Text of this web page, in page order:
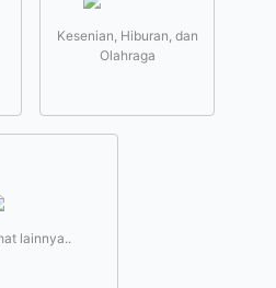
Kesenian, Hiburan, dan
Olahraga
lainnya..